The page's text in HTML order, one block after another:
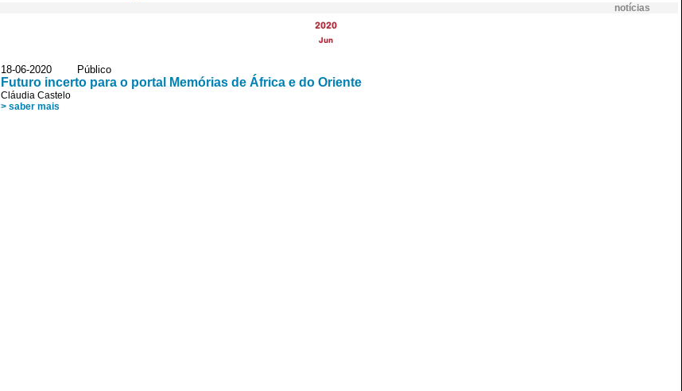
notícias
2020
Jun
18-06-2020 Público
Futuro incerto para o portal Memórias de África e do Oriente
Cláudia Castelo
> saber mais